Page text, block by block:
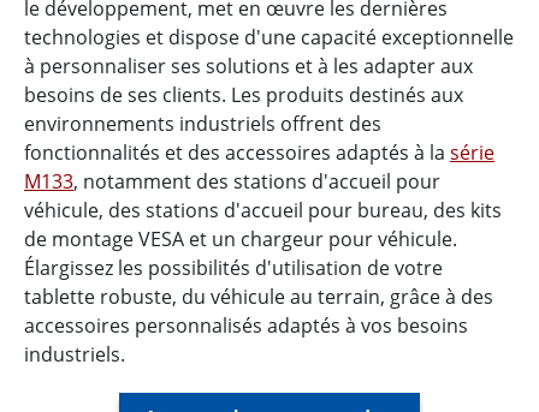
le développement, met en œuvre les dernières
technologies et dispose d'une capacité exceptionnelle
à personnaliser ses solutions et à les adapter aux
besoins de ses clients. Les produits destinés aux
environnements industriels offrent des
fonctionnalités et des accessoires adaptés à la série
M133, notamment des stations d'accueil pour
véhicule, des stations d'accueil pour bureau, des kits
de montage VESA et un chargeur pour véhicule.
Élargissez les possibilités d'utilisation de votre
tablette robuste, du véhicule au terrain, grâce à des
accessoires personnalisés adaptés à vos besoins
industriels.